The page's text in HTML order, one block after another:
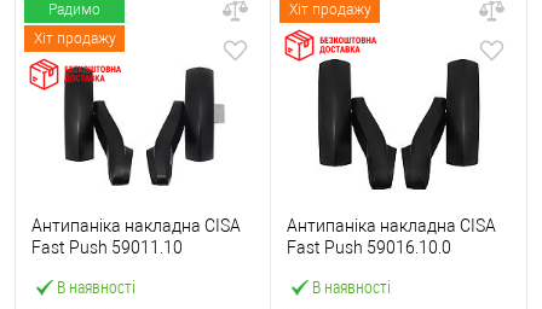
Радимо
Хіт продажу
В наявності
Антипаніка накладна CISA
Fast Push 59011.10
штанги
Хіт продажу
В наявності
Антипаніка накладна CISA
Fast Push 59016.10.0
штанги